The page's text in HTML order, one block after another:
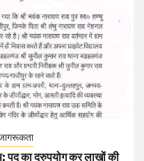
पद का दुरुपयोग कर लाखों की